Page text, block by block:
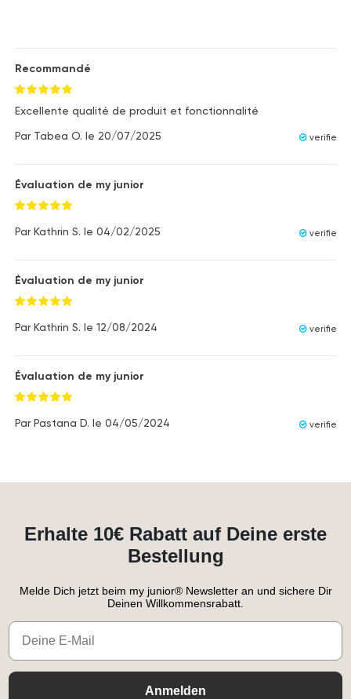
Recommandé
Excellente qualité de produit et fonctionnalité
Par Tabea O. le 20/07/2025 verifie
Évaluation de my junior
ParKathrin S. le 04/02/2025 verifie
Évaluation de my junior
ParKathrin S. le 12/08/2024 verifie
Évaluation de my junior
ParPastana D. le 04/05/2024 verifie
Erhalte 10€ Rabatt auf Deine erste
Bestellung
Melde Dich jetzt beim my junior® Newsletter an und sichere Dir
Deinen Willkommensrabatt.
Email
Anmelden